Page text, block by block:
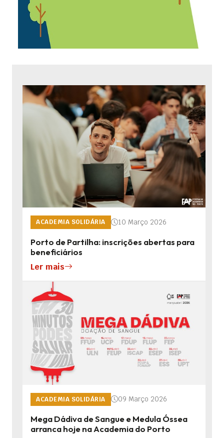
ACADEMIA SOLIDÁRIA 10 Março 2026
Porto de Partilha: inscrições abertas para
beneficiários
Ler mais
ACADEMIA SOLIDÁRIA 09 Março 2026
Mega Dádiva de Sangue e Medula Óssea
arranca hoje na Academia do Porto